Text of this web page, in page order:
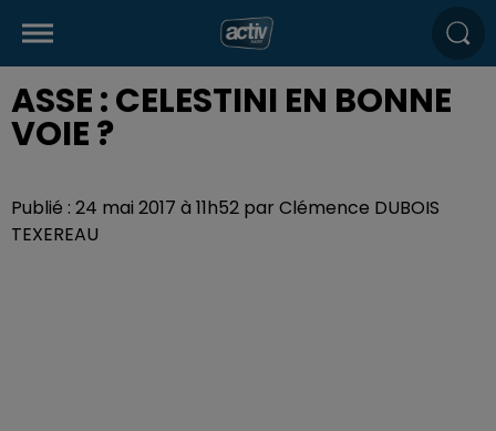
ASSE : CELESTINI EN BONNE
VOIE ?
Publié : 24 mai 2017 à 11h52 par Clémence DUBOIS
TEXEREAU